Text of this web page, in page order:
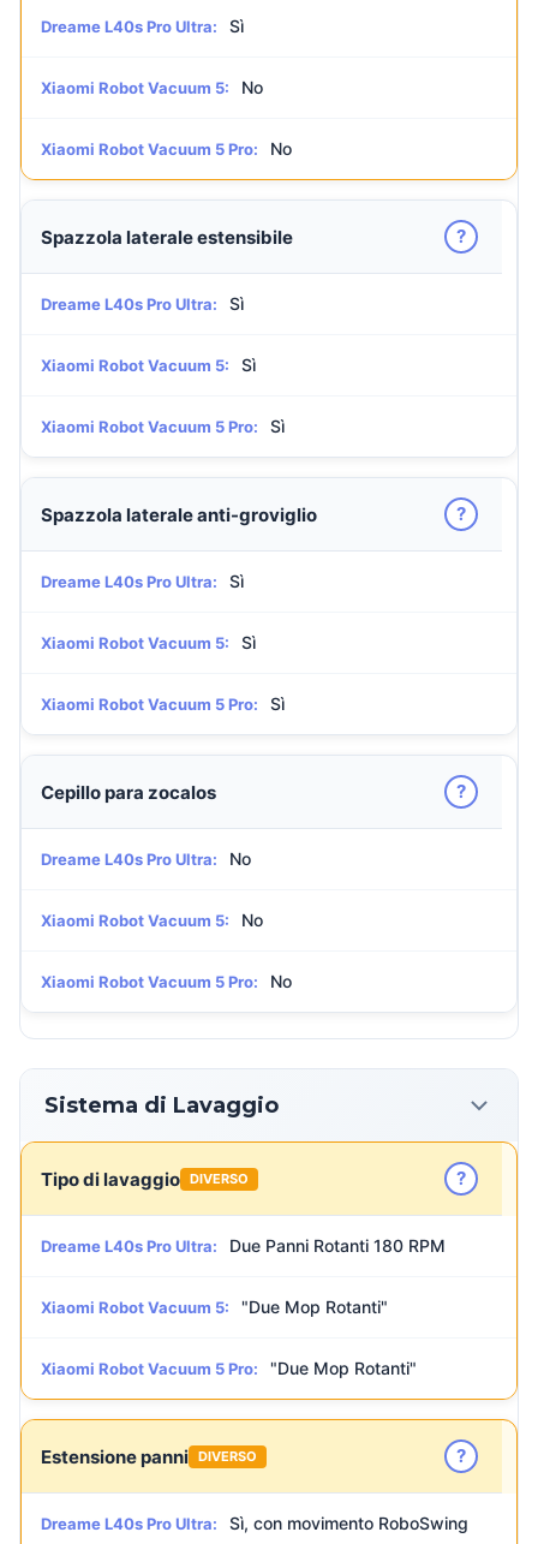
Dreame L40s Pro Ultra: Sì
Xiaomi Robot Vacuum 5: No
Xiaomi Robot Vacuum 5 Pro: No
Spazzola laterale estensibile ?
Dreame L40s Pro Ultra: Sì
Xiaomi Robot Vacuum 5: Sì
Xiaomi Robot Vacuum 5 Pro: Sì
Spazzola laterale anti-groviglio ?
Dreame L40s Pro Ultra: Sì
Xiaomi Robot Vacuum 5: Sì
Xiaomi Robot Vacuum 5 Pro: Sì
Cepillo para zocalos ?
Dreame L40s Pro Ultra: No
Xiaomi Robot Vacuum 5: No
Xiaomi Robot Vacuum 5 Pro: No
Sistema di Lavaggio
Tipo di lavaggio DIVERSO ?
Dreame L40s Pro Ultra: Due Panni Rotanti 180 RPM
Xiaomi Robot Vacuum 5: "Due Mop Rotanti"
Xiaomi Robot Vacuum 5 Pro: "Due Mop Rotanti"
Estensione panni DIVERSO ?
Dreame L40s Pro Ultra: Sì, con movimento RoboSwing